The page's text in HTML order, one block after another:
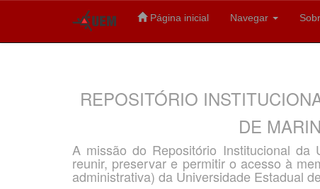
Página inicial Navegar
REPOSITÓRIO
DE
A missão do Repositório Institucional da
reunir, preservar e permitir o acesso à
administrativa) da Universidade Estadual